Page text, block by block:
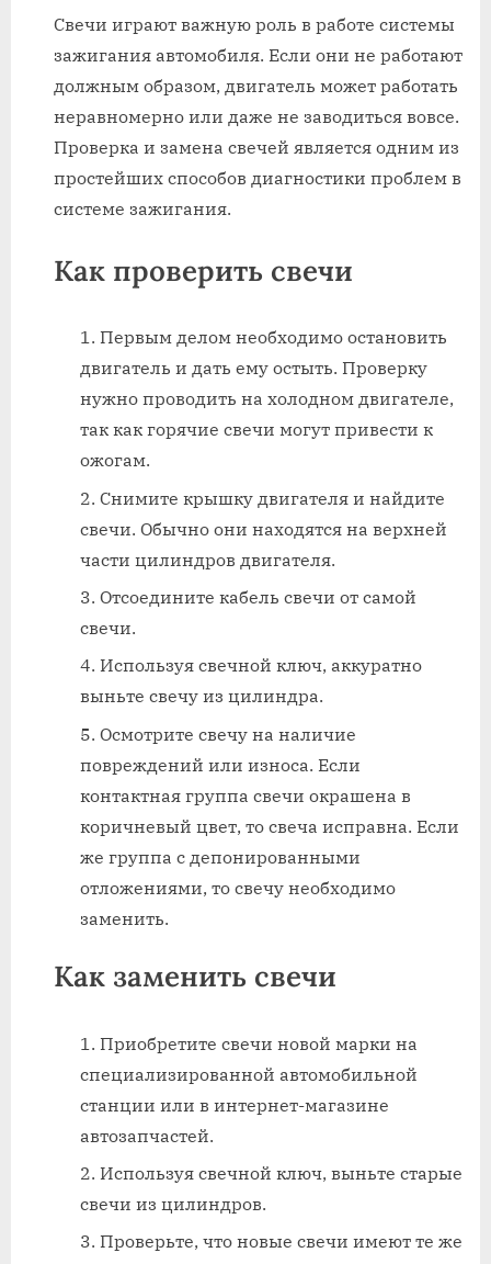
Свечи играют важную роль в работе системы
зажигания автомобиля. Если они не работают
должным образом, двигатель может работать
неравномерно или даже не заводиться вовсе.
Проверка и замена свечей является одним из
простейших способов диагностики проблем в
системе зажигания.
Как проверить свечи
Первым делом необходимо остановить
двигатель и дать ему остыть. Проверку
нужно проводить на холодном двигателе,
так как горячие свечи могут привести к
ожогам.
Снимите крышку двигателя и найдите
свечи. Обычно они находятся на верхней
части цилиндров двигателя.
Отсоедините кабель свечи от самой
свечи.
Используя свечной ключ, аккуратно
выньте свечу из цилиндра.
Осмотрите свечу на наличие
повреждений или износа. Если
контактная группа свечи окрашена в
коричневый цвет, то свеча исправна. Если
же группа с депонированными
отложениями, то свечу необходимо
заменить.
Как заменить свечи
Приобретите свечи новой марки на
специализированной автомобильной
станции или в интернет-магазине
автозапчастей.
Используя свечной ключ, выньте старые
свечи из цилиндров.
Проверьте, что новые свечи имеют те же